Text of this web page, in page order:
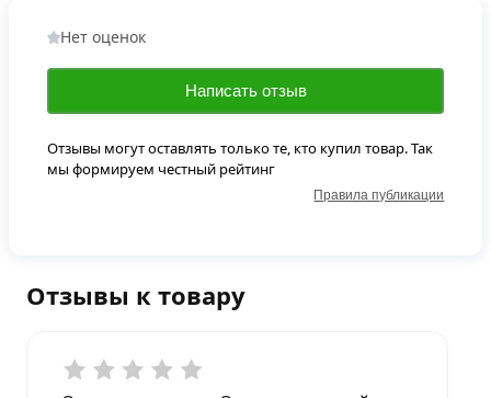
Отзывы к товару
Нет оценок
Написать отзыв
Отзывы могут оставлять только те, кто купил товар. Так
мы формируем честный рейтинг
Правила публикации